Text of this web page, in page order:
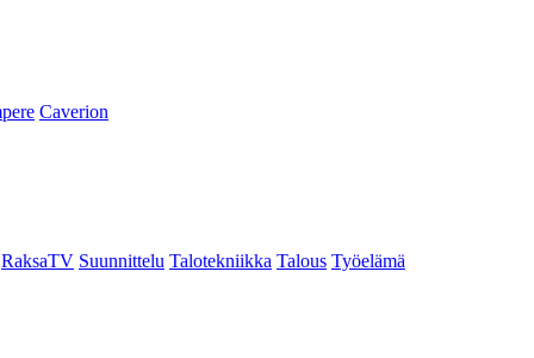
Caverion
RaksaTV Suunnittelu Talotekniikka Talous Työelämä